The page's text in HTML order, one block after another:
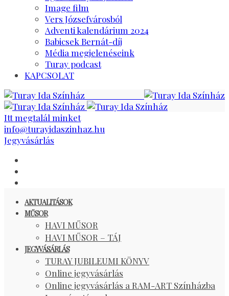
Image film
Vers Józsefvárosból
Adventi kalendárium 2024
Babicsek Bernát-díj
Média megjelenéseink
Turay podcast
KAPCSOLAT
Itt megtalál minket
info@turayidaszinhaz.hu
Jegyvásárlás
AKTUALITÁSOK
MŰSOR
HAVI MŰSOR
HAVI MŰSOR – TÁJ
JEGYVÁSÁRLÁS
TURAY JUBILEUMI KÖNYV
Online jegyvásárlás
Online jegyvásárlás a RAM-ART Színházba